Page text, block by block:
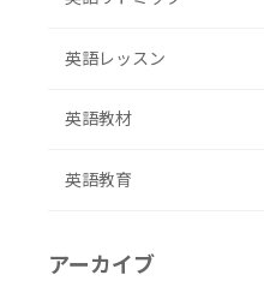
英語レッスン
英語教材
英語教育
アーカイブ